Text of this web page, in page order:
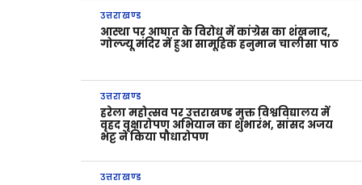
उत्तराखण्ड
आस्था पर आघात के विरोध में कांग्रेस का शंखनाद,
गोल्ज्यू मंदिर में हुआ सामूहिक हनुमान चालीसा पाठ
उत्तराखण्ड
हरेला महोत्सव पर उत्तराखण्ड मुक्त विश्वविद्यालय में
वृहद वृक्षारोपण अभियान का शुभारंभ, सांसद अजय
भट्ट ने किया पौधारोपण
उत्तराखण्ड